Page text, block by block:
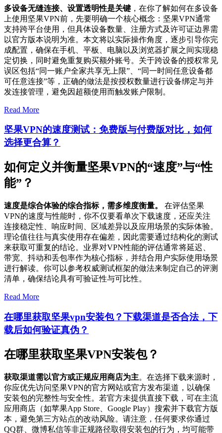
多设备无缝连接、设置透明性是关键 ，在你了解如何在多设备
上使用坚果VPN前，先要明确一个核心概念：坚果VPN通常
支持跨平台使用，但具体设备数量、注册方式及许可证边界需
以官方版本说明为准。本文将以实际操作角度，逐步引导你完
成配置，确保在手机、平板、电脑以及浏览器扩展之间实现稳
定切换，同时避免重复购买额外账号。关于跨设备的授权常见
误区包括“同一账户全家共享无上限”、“同一时间任意设备都
可任意连接”等，正确的做法是按授权数量进行设备绑定与并
发连接管理，避免因超额使用而触发账户限制。
Read More
坚果VPN的速度测试：免费版与付费版对比，如何
选择更合算？
如何定义并衡量坚果VPN的“速度”与“性
能”？
速度是综合体验的综合指标，需多维度衡量。
在评估坚果
VPN的速度与性能时，你不仅要看单次下载速度，还应关注
连接稳定性、响应时间、区域差异以及应用场景的实际体验。
理论值往往与真实使用存在偏差，因此需要通过结构化的测试
来获取可重复的结论。业界对VPN性能的评估通常将延迟、
带宽、抖动和丢包率作为核心指标，并结合用户实际使用场景
进行解读。你可以参考权威测试框架的做法来制定自己的评测
清单，确保结论具有可验证性与可比性。
Read More
在哪里获取坚果vpn安装包？下载渠道是否合法，下
载后如何验证真伪？
在哪里获取坚果VPN安装包？
获取渠道需以官方或正规应用商店为主。在选择下载来源时，
你应优先访问坚果VPN的官方网站或官方发布渠道，以确保
安装包的完整性与安全性。若官方未提供直接下载，可在主流
应用商店（如苹果App Store、Google Play）搜索并下载官方版
本，避免第三方站点的改动风险。请注意，任何要求你通过
QQ群、微博私信等非正规路径取得安装包的行为，均可能带